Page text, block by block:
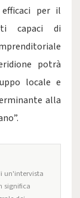
per il
capaci di
potrà
locale e
alla
un'intervista
significa